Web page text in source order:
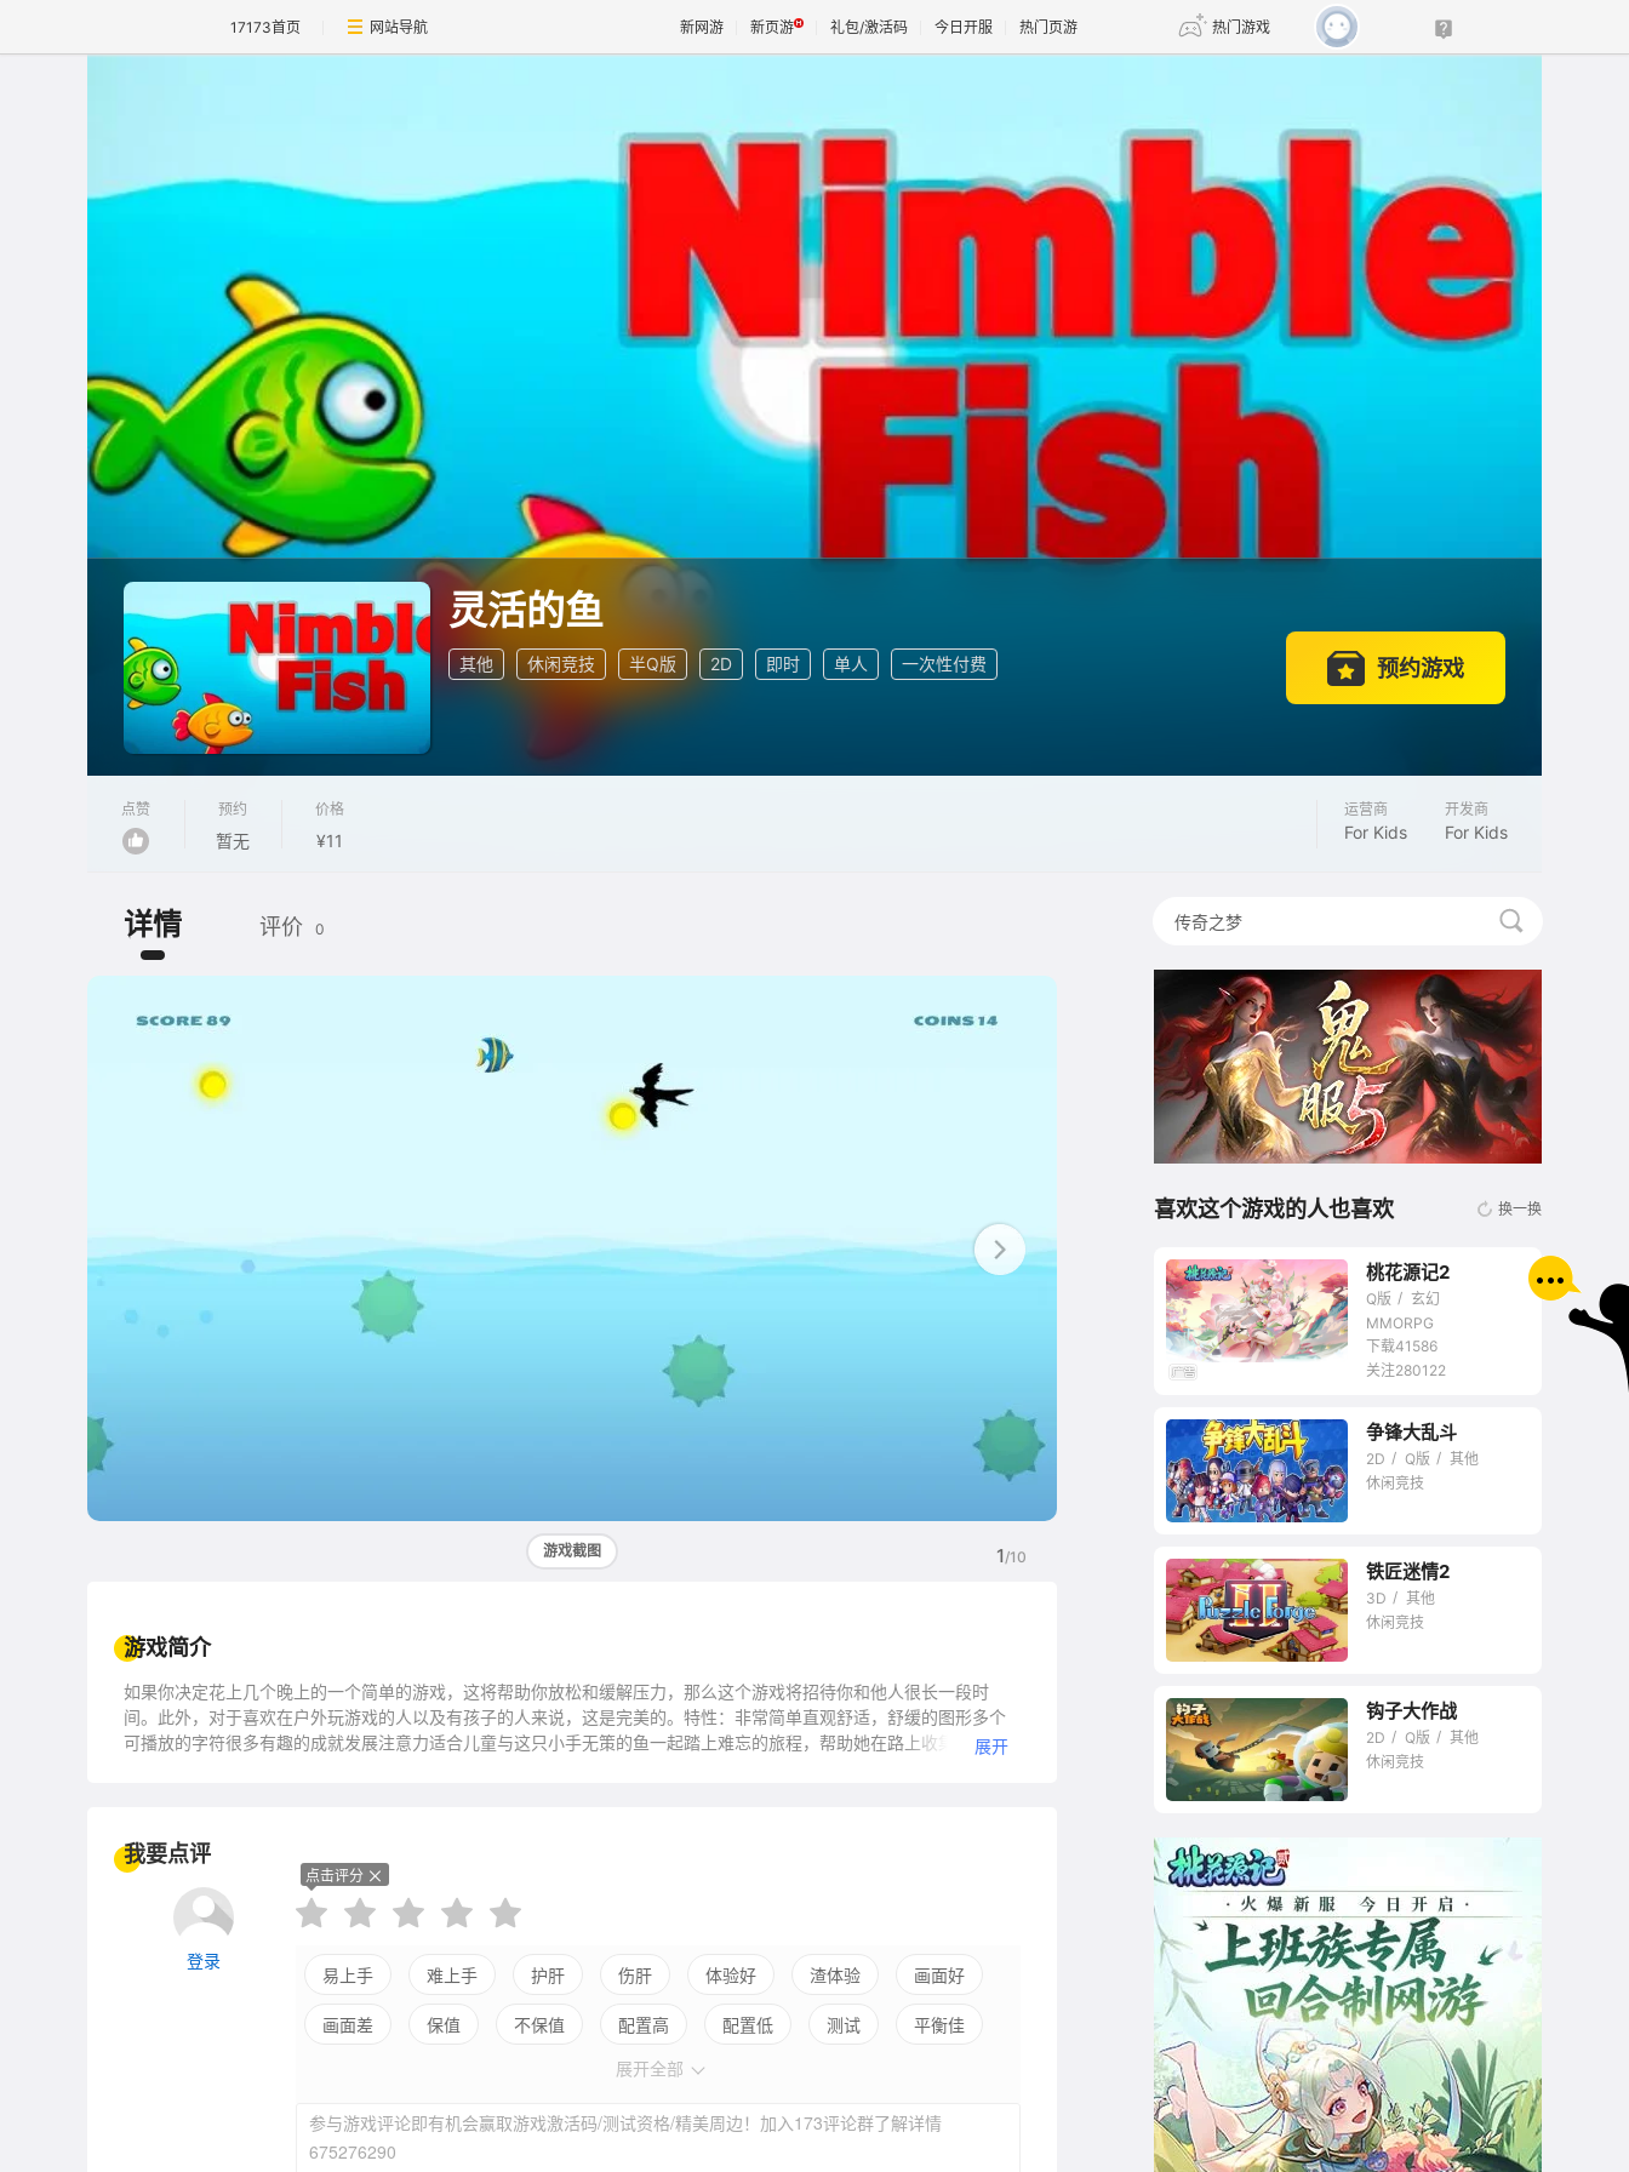
17173首页 网站导航 新网游 新页游 礼包/激活码 今日开服 热门页游 热门游戏
DNF
剑网3旗舰版 新天龙八部
新仙侠5
灵活的鱼
其他 休闲竞技 半Q版 2D 即时 单人 一次性付费 预约游戏
点赞 预约
暂无
价格
¥11
运营商
For Kids
开发商
For Kids
详情 评价 0
1/10
游戏截图
游戏简介
如果你决定花上几个晚上的一个简单的游戏，这将帮助你放松和缓解压力，那么这个游戏将招待你和他人很长一段时
间。此外，对于喜欢在户外玩游戏的人以及有孩子的人来说，这是完美的。特性：非常简单直观舒适，舒缓的图形多个
可播放的字符很多有趣的成就发展注意力适合儿童与这只小手无策的鱼一起踏上难忘的旅程，帮助她在路上收集尽可能
展开
我要点评
登录
点击评分
易上手 难上手 护肝 伤肝 体验好 渣体验 画面好
画面差 保值 不保值 配置高 配置低 测试 平衡佳
展开全部
参与游戏评论即有机会赢取游戏激活码/测试资格/精美周边！加入173评论群了解详情
675276290
喜欢这个游戏的人也喜欢 换一换
网游
桃花源记2
Q版
玄幻
MMORPG
下载41586
关注280122
争锋大乱斗
2D Q版
其他
休闲竞技
铁匠迷情2
3D
其他
休闲竞技
钩子大作战
2D Q版
其他
休闲竞技